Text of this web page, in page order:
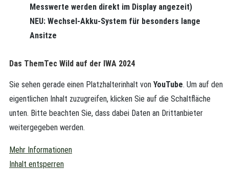
Messwerte werden direkt im Display angezeit)
NEU: Wechsel-Akku-System für besonders lange
Ansitze
Das ThemTec Wild auf der IWA 2024
Sie sehen gerade einen Platzhalterinhalt von YouTube. Um auf den
eigentlichen Inhalt zuzugreifen, klicken Sie auf die Schaltfläche
unten. Bitte beachten Sie, dass dabei Daten an Drittanbieter
weitergegeben werden.
Mehr Informationen
Inhalt entsperren